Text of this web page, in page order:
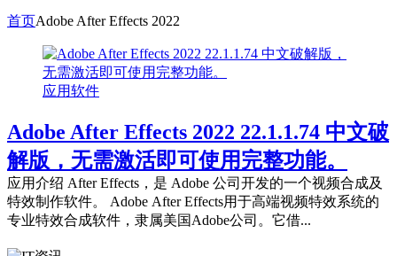
首页Adobe After Effects 2022
应用软件
Adobe After Effects 2022 22.1.1.74 中文破
解版，无需激活即可使用完整功能。
应用介绍 After Effects，是 Adobe 公司开发的一个视频合成及
特效制作软件。 Adobe After Effects用于高端视频特效系统的
专业特效合成软件，隶属美国Adobe公司。它借...